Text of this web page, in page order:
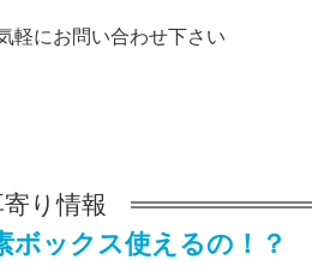
軽にお問い合わせ下さい
り情報
ボックス使えるの！？